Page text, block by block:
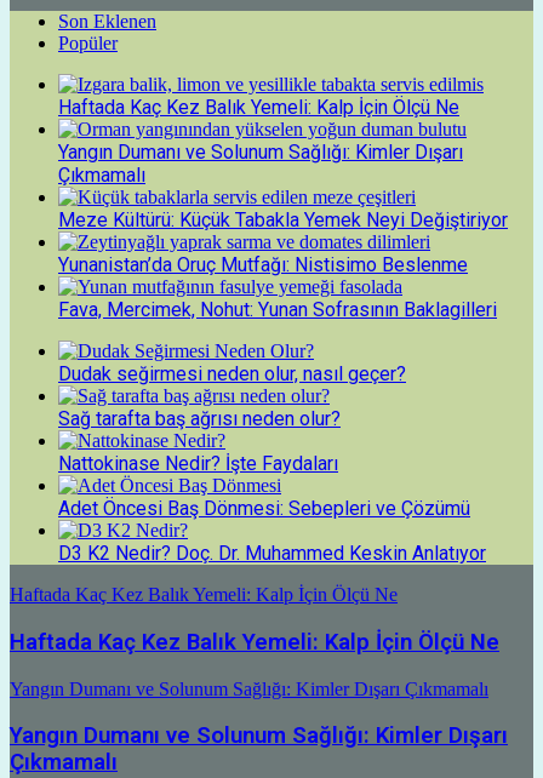
Son Eklenen
Popüler
Haftada Kaç Kez Balık Yemeli: Kalp İçin Ölçü Ne
Yangın Dumanı ve Solunum Sağlığı: Kimler Dışarı
Çıkmamalı
Meze Kültürü: Küçük Tabakla Yemek Neyi Değiştiriyor
Yunanistan’da Oruç Mutfağı: Nistisimo Beslenme
Fava, Mercimek, Nohut: Yunan Sofrasının Baklagilleri
Dudak seğirmesi neden olur, nasıl geçer?
Sağ tarafta baş ağrısı neden olur?
Nattokinase Nedir? İşte Faydaları
Adet Öncesi Baş Dönmesi: Sebepleri ve Çözümü
D3 K2 Nedir? Doç. Dr. Muhammed Keskin Anlatıyor
Haftada Kaç Kez Balık Yemeli: Kalp İçin Ölçü Ne
Haftada Kaç Kez Balık Yemeli: Kalp İçin Ölçü Ne
Yangın Dumanı ve Solunum Sağlığı: Kimler Dışarı Çıkmamalı
Yangın Dumanı ve Solunum Sağlığı: Kimler Dışarı
Çıkmamalı